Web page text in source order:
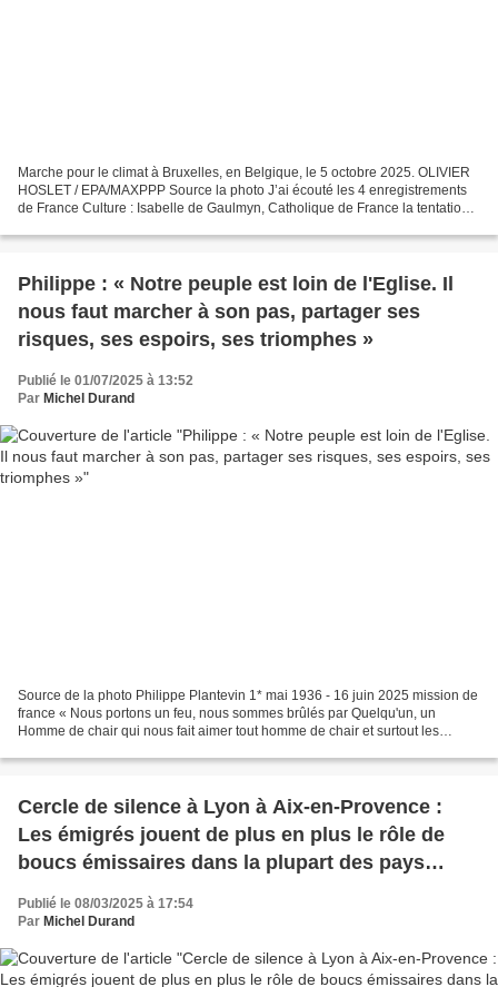
Marche pour le climat à Bruxelles, en Belgique, le 5 octobre 2025. OLIVIER
HOSLET / EPA/MAXPPP Source la photo J’ai écouté les 4 enregistrements
de France Culture : Isabelle de Gaulmyn, Catholique de France la tentation
Philippe : « Notre peuple est loin de l'Eglise. Il
nous faut marcher à son pas, partager ses
risques, ses espoirs, ses triomphes »
Publié le 01/07/2025 à 13:52
Par Michel Durand
Source de la photo Philippe Plantevin 1* mai 1936 - 16 juin 2025 mission de
france « Nous portons un feu, nous sommes brûlés par Quelqu'un, un
Homme de chair qui nous fait aimer tout homme de chair et surtout les
Cercle de silence à Lyon à Aix-en-Provence :
Les émigrés jouent de plus en plus le rôle de
boucs émissaires dans la plupart des pays
occidentaux
Publié le 08/03/2025 à 17:54
Par Michel Durand